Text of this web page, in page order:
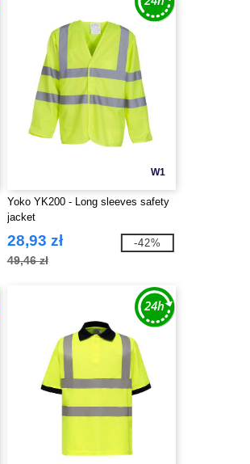
W1
Yoko YK200 - Long sleeves safety
jacket
28,93 zł
49,46 zł
-42%